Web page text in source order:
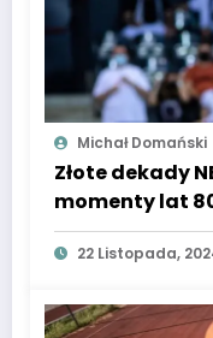
Michał Domański
Złote dekady
momenty lat
22 Listopada,